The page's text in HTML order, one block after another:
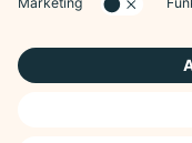
Nach oben